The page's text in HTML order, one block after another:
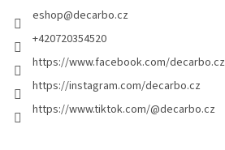
eshop@decarbo.cz
+420720354520
https://www.facebook.com/decarbo.cz
https://instagram.com/decarbo.cz
https://www.tiktok.com/@decarbo.cz